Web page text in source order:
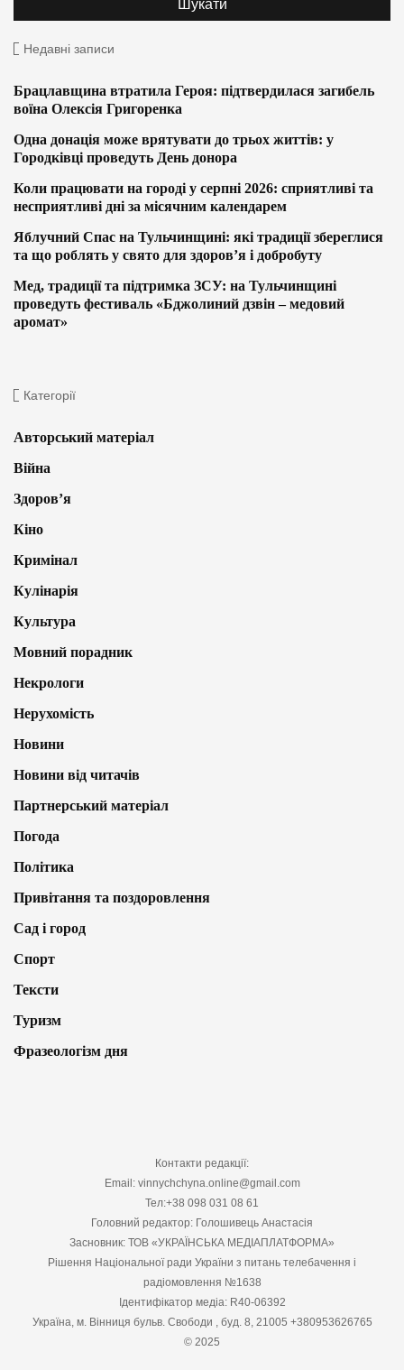
Недавні записи
Брацлавщина втратила Героя: підтвердилася загибель
воїна Олексія Григоренка
Одна донація може врятувати до трьох життів: у
Городківці проведуть День донора
Коли працювати на городі у серпні 2026: сприятливі та
несприятливі дні за місячним календарем
Яблучний Спас на Тульчинщині: які традиції збереглися
та що роблять у свято для здоров’я і добробуту
Мед, традиції та підтримка ЗСУ: на Тульчинщині
проведуть фестиваль «Бджолиний дзвін – медовий
аромат»
Категорії
Авторський матеріал
Війна
Здоров’я
Кіно
Кримінал
Кулінарія
Культура
Мовний порадник
Некрологи
Нерухомість
Новини
Новини від читачів
Партнерський матеріал
Погода
Політика
Привітання та поздоровлення
Сад і город
Спорт
Тексти
Туризм
Фразеологізм дня
Контакти редакції:
Email: vinnychchyna.online@gmail.com
Тел:+38 098 031 08 61
Головний редактор: Голошивець Анастасія
Засновник: ТОВ «УКРАЇНСЬКА МЕДІАПЛАТФОРМА»
Рішення Національної ради України з питань телебачення і
радіомовлення №1638
Ідентифікатор медіа: R40-06392
Україна, м. Вінниця бульв. Свободи , буд. 8, 21005 +380953626765
© 2025